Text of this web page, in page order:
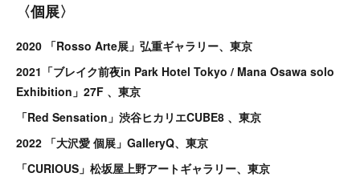
〈個展〉
2020 「Rosso Arte展」弘重ギャラリー、東京
2021「ブレイク前夜in Park Hotel Tokyo / Mana Osawa solo
Exhibition」27F 、東京
「Red Sensation」渋谷ヒカリエCUBE8 、東京
2022 「大沢愛 個展」GalleryQ、東京
「CURIOUS」松坂屋上野アートギャラリー、東京